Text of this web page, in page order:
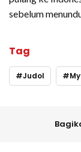
sebelum
Tag
Judol